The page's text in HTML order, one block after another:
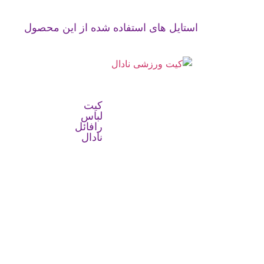
استایل های استفاده شده از این محصول
کیت
لباس
رافائل
نادال